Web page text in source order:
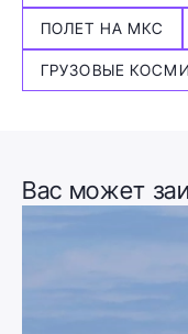
ПОЛЕТ НА МКС
ГРУЗОВЫЕ
Вас может